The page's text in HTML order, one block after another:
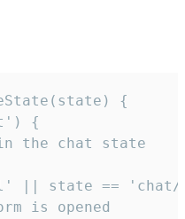
{
{
the chat state
|| state ==
is opened